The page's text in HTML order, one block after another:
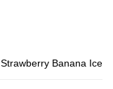
Strawberry Banana Ice